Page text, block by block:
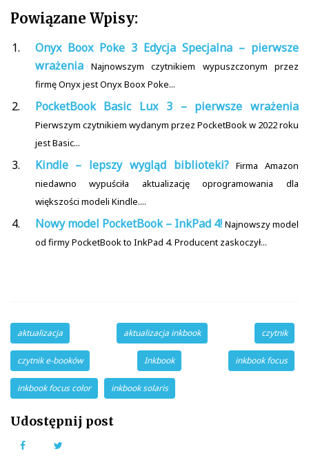
Powiązane Wpisy:
Onyx Boox Poke 3 Edycja Specjalna – pierwsze
wrażenia
Najnowszym czytnikiem wypuszczonym przez
firmę Onyx jest Onyx Boox Poke...
PocketBook Basic Lux 3 – pierwsze wrażenia
Pierwszym czytnikiem wydanym przez PocketBook w 2022 roku
jest Basic...
Kindle – lepszy wygląd biblioteki? Firma Amazon
niedawno wypuściła aktualizację oprogramowania dla
większości modeli Kindle....
Nowy model PocketBook – InkPad 4! Najnowszy model
od firmy PocketBook to InkPad 4. Producent zaskoczył...
aktualizacja aktualizacja inkbook czytnik
czytnik e-booków Inkbook inkbook focus
inkbook focus color inkbook solaris
Udostępnij post
Facebook